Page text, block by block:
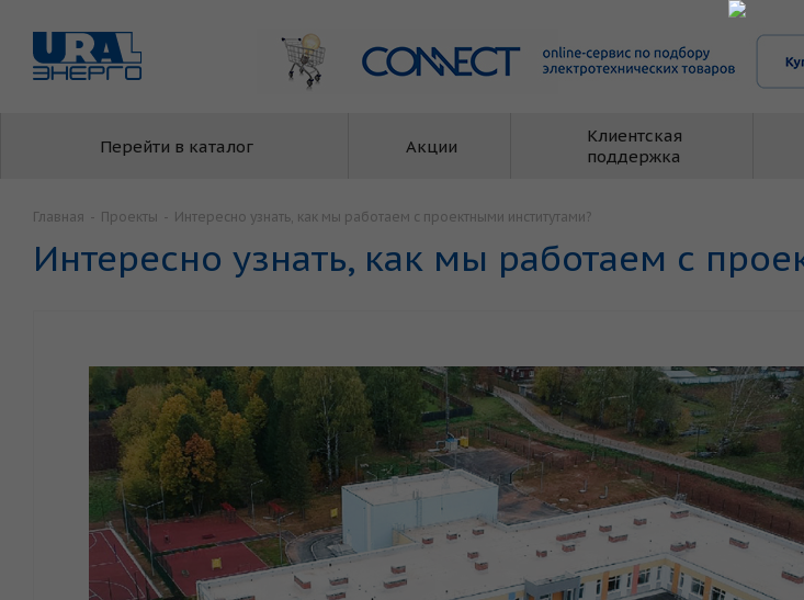
Перейти в каталог Акции
Клиентская
поддержка
Главная - Проекты - Интересно узнать, как мы работаем с проектными институтами?
Интересно узнать, как мы работаем с